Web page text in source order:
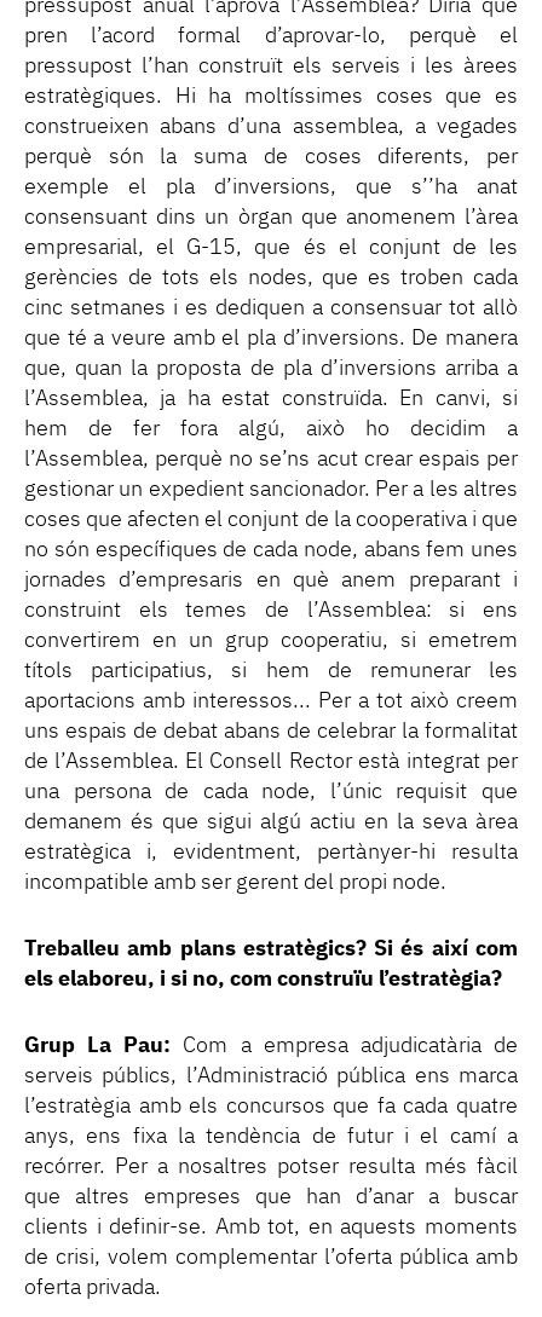
pressupost anual l’aprova l’Assemblea? Diria que
pren l’acord formal d’aprovar-lo, perquè el
pressupost l’han construït els serveis i les àrees
estratègiques. Hi ha moltíssimes coses que es
construeixen abans d’una assemblea, a vegades
perquè són la suma de coses diferents, per
exemple el pla d’inversions, que s’’ha anat
consensuant dins un òrgan que anomenem l’àrea
empresarial, el G-15, que és el conjunt de les
gerències de tots els nodes, que es troben cada
cinc setmanes i es dediquen a consensuar tot allò
que té a veure amb el pla d’inversions. De manera
que, quan la proposta de pla d’inversions arriba a
l’Assemblea, ja ha estat construïda. En canvi, si
hem de fer fora algú, això ho decidim a
l’Assemblea, perquè no se’ns acut crear espais per
gestionar un expedient sancionador. Per a les altres
coses que afecten el conjunt de la cooperativa i que
no són específiques de cada node, abans fem unes
jornades d’empresaris en què anem preparant i
construint els temes de l’Assemblea: si ens
convertirem en un grup cooperatiu, si emetrem
títols participatius, si hem de remunerar les
aportacions amb interessos... Per a tot això creem
uns espais de debat abans de celebrar la formalitat
de l’Assemblea. El Consell Rector està integrat per
una persona de cada node, l’únic requisit que
demanem és que sigui algú actiu en la seva àrea
estratègica i, evidentment, pertànyer-hi resulta
incompatible amb ser gerent del propi node.
Treballeu amb plans estratègics? Si és així com
els elaboreu, i si no, com construïu l’estratègia?
Grup La Pau: Com a empresa adjudicatària de
serveis públics, l’Administració pública ens marca
l’estratègia amb els concursos que fa cada quatre
anys, ens fixa la tendència de futur i el camí a
recórrer. Per a nosaltres potser resulta més fàcil
que altres empreses que han d’anar a buscar
clients i definir-se. Amb tot, en aquests moments
de crisi, volem complementar l’oferta pública amb
oferta privada.